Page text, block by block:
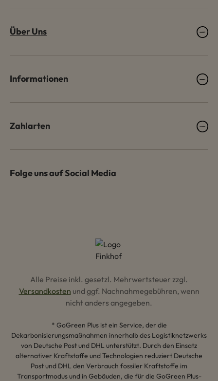
Über Uns
Informationen
Zahlarten
Folge uns auf Social Media
Alle Preise inkl. gesetzl. Mehrwertsteuer zzgl.
Versandkosten und ggf. Nachnahmegebühren, wenn
nicht anders angegeben.
* GoGreen Plus ist ein Service, der die
Dekarbonisierungsmaßnahmen innerhalb des Logistiknetzwerks
von Deutsche Post und DHL unterstützt. Durch den Einsatz
alternativer Kraftstoffe und Technologien reduziert Deutsche
Post und DHL den Verbrauch fossiler Kraftstoffe im
Transportmodus und in Gebäuden, die für die GoGreen Plus-